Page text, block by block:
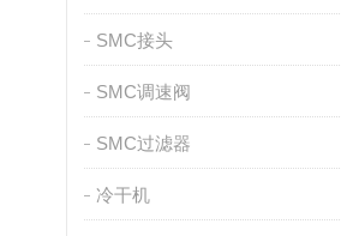
SMC接头
SMC调速阀
SMC过滤器
冷干机